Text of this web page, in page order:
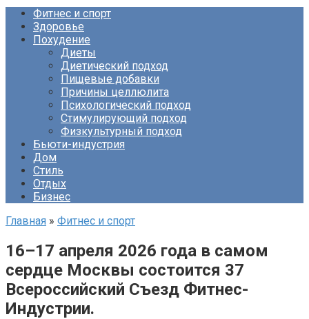
Фитнес и спорт
Здоровье
Похудение
Диеты
Диетический подход
Пищевые добавки
Причины целлюлита
Психологический подход
Стимулирующий подход
Физкультурный подход
Бьюти-индустрия
Дом
Стиль
Отдых
Бизнес
Главная » Фитнес и спорт
16–17 апреля 2026 года в самом
сердце Москвы состоится 37
Всероссийский Съезд Фитнес-
Индустрии.